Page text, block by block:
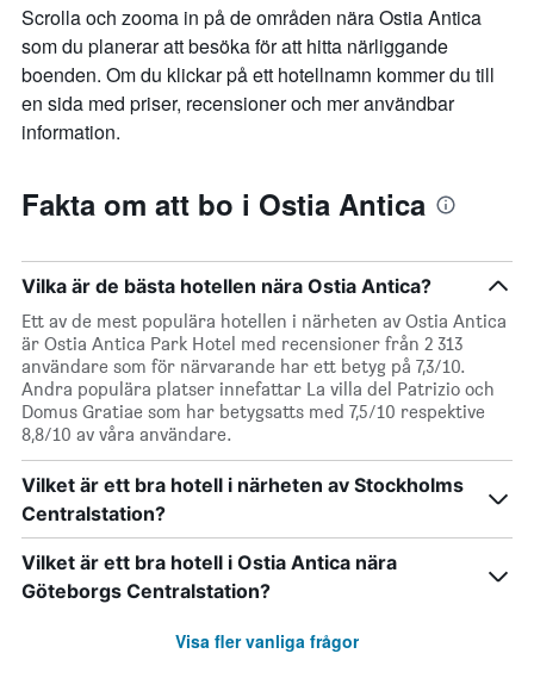
Scrolla och zooma in på de områden nära Ostia Antica
som du planerar att besöka för att hitta närliggande
boenden. Om du klickar på ett hotellnamn kommer du till
en sida med priser, recensioner och mer användbar
information.
Fakta om att bo i Ostia Antica
Vilka är de bästa hotellen nära Ostia Antica?
Ett av de mest populära hotellen i närheten av Ostia Antica
är Ostia Antica Park Hotel med recensioner från 2 313
användare som för närvarande har ett betyg på 7,3/10.
Andra populära platser innefattar La villa del Patrizio och
Domus Gratiae som har betygsatts med 7,5/10 respektive
8,8/10 av våra användare.
Vilket är ett bra hotell i närheten av Stockholms
Centralstation?
Vilket är ett bra hotell i Ostia Antica nära
Göteborgs Centralstation?
Visa fler vanliga frågor